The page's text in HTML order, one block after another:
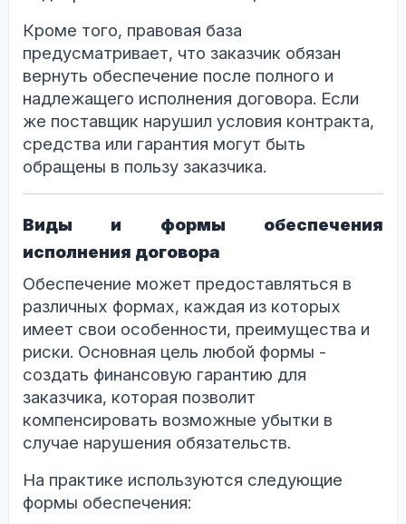
Кроме того, правовая база
предусматривает, что заказчик обязан
вернуть обеспечение после полного и
надлежащего исполнения договора. Если
же поставщик нарушил условия контракта,
средства или гарантия могут быть
обращены в пользу заказчика.
Виды и формы обеспечения
исполнения договора
Обеспечение может предоставляться в
различных формах, каждая из которых
имеет свои особенности, преимущества и
риски. Основная цель любой формы -
создать финансовую гарантию для
заказчика, которая позволит
компенсировать возможные убытки в
случае нарушения обязательств.
На практике используются следующие
формы обеспечения: